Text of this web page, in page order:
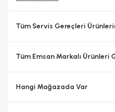
Tüm Servis Gereçleri
Tüm Emsan Markalı Ürünleri
Hangi Mağazada Var